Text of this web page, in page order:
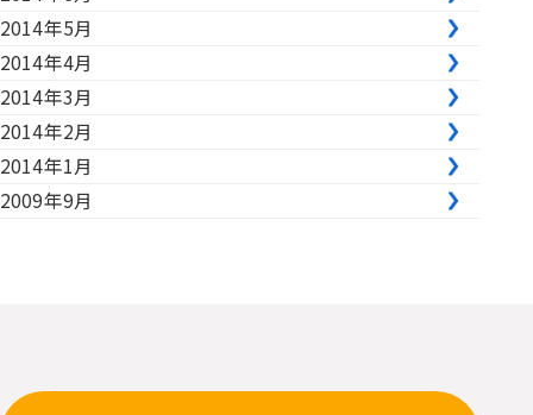
2014年5月
2014年4月
2014年3月
2014年2月
2014年1月
2009年9月